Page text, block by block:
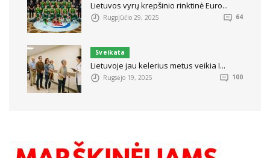
Lietuvos vyrų krepšinio rinktinė Euro...
Rugpjūčio 29, 2025 64
Sveikata
Lietuvoje jau kelerius metus veikia I...
Rugsėjo 19, 2025 100